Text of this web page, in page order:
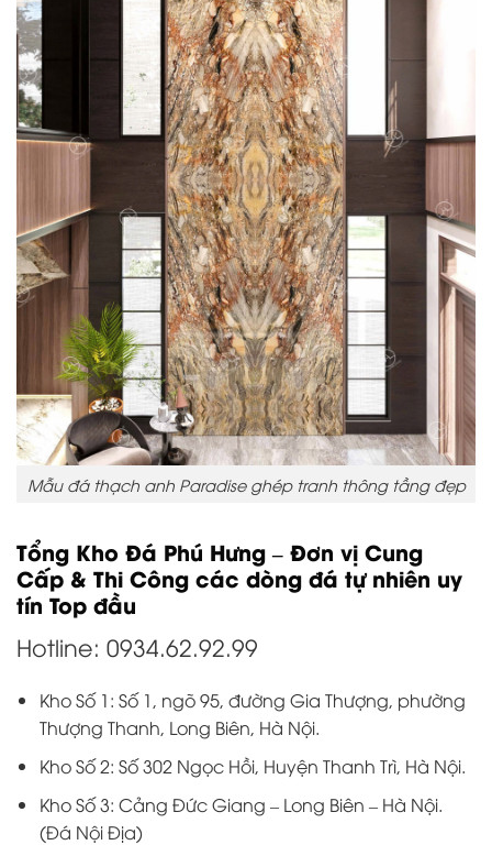
Mẫu đá thạch anh Paradise ghép tranh thông tầng đẹp
Tổng Kho Đá Phú Hưng – Đơn vị Cung
Cấp & Thi Công các dòng đá tự nhiên uy
tín Top đầu
Hotline: 0934.62.92.99
Kho Số 1: Số 1, ngõ 95, đường Gia Thượng, phường
Thượng Thanh, Long Biên, Hà Nội.
Kho Số 2: Số 302 Ngọc Hồi, Huyện Thanh Trì, Hà Nội.
Kho Số 3: Cảng Đức Giang – Long Biên – Hà Nội.
(Đá Nội Địa)